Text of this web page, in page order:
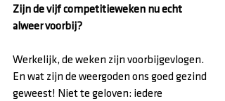
Zijn de vijf competitieweken nu echt
alweer voorbij?
Werkelijk, de weken zijn voorbijgevlogen.
En wat zijn de weergoden ons goed gezind
geweest! Niet te geloven: iedere